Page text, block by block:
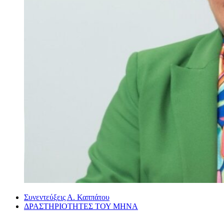
Συνεντεύξεις Α. Καππάτου
ΔΡΑΣΤΗΡΙΟΤΗΤΕΣ ΤΟΥ ΜΗΝΑ